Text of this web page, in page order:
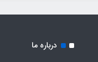
درباره ما